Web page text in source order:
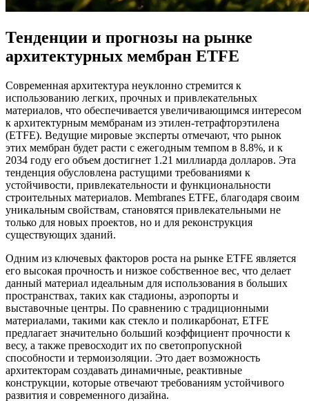
Тенденции и прогнозы на рынке
архитектурных мембран ETFE
Современная архитектура неуклонно стремится к
использованию легких, прочных и привлекательных
материалов, что обеспечивается увеличивающимся интересом
к архитектурным мембранам из этилен-тетрафторэтилена
(ETFE). Ведущие мировые эксперты отмечают, что рынок
этих мембран будет расти с ежегодным темпом в 8.8%, и к
2034 году его объем достигнет 1.21 миллиарда долларов. Эта
тенденция обусловлена растущими требованиями к
устойчивости, привлекательности и функциональности
строительных материалов. Мembranes ETFE, благодаря своим
уникальным свойствам, становятся привлекательными не
только для новых проектов, но и для реконструкция
существующих зданий.
Одним из ключевых факторов роста на рынке ETFE является
его высокая прочность и низкое собственное вес, что делает
данный материал идеальным для использования в больших
пространствах, таких как стадионы, аэропорты и
выставочные центры. По сравнению с традиционными
материалами, такими как стекло и поликарбонат, ETFE
предлагает значительно больший коэффициент прочности к
весу, а также превосходит их по светопропускной
способности и термоизоляции. Это дает возможность
архитекторам создавать динамичные, реактивные
конструкции, которые отвечают требованиям устойчивого
развития и современного дизайна.